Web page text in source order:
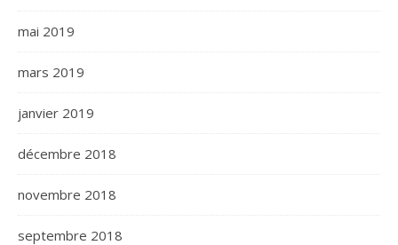
mai 2019
mars 2019
janvier 2019
décembre 2018
novembre 2018
septembre 2018